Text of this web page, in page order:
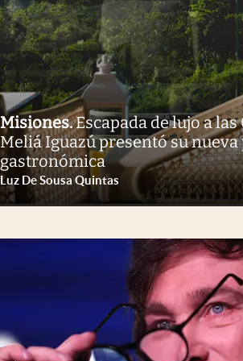
Misiones.Escapada de lujo a
Meliá Iguazú presentó su
gastronómica
Luz De Sousa Quintas